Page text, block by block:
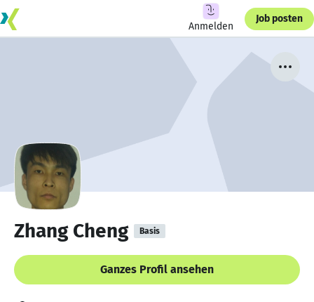
Anmelden
Job posten
Zhang Cheng Basis
Ganzes Profil ansehen